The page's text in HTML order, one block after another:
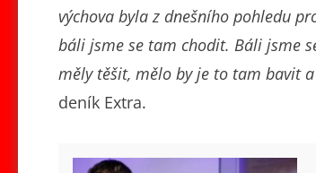
výchova byla z dnešního pohledu
báli jsme se tam chodit. Báli jsme
měly těšit, mělo by je to tam bavit
deník Extra.